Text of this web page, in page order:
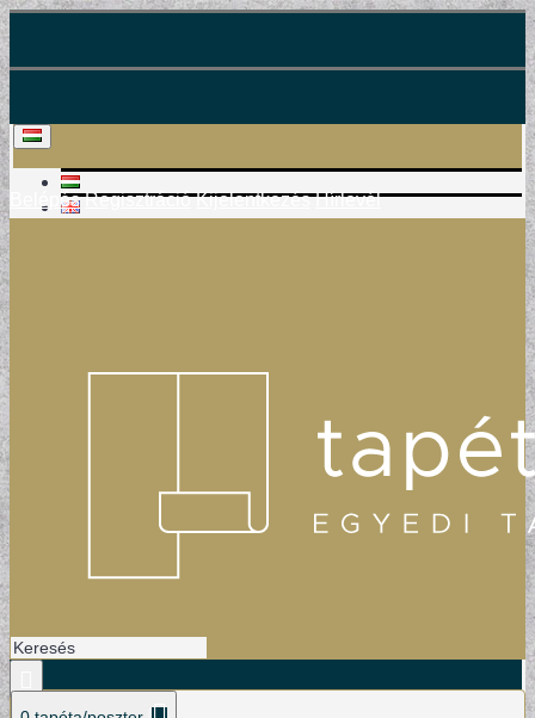
Belépés Regisztráció Kijelentkezés Hírlevél